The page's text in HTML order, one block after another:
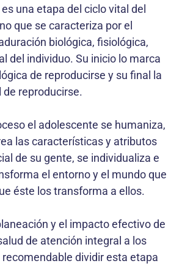
una etapa del ciclo vital del
que se caracteriza por el
biológica, fisiológica,
del individuo. Su inicio lo marca
de reproducirse y su final la
reproducirse.
el adolescente se humaniza,
las características y atributos
de su gente, se individualiza e
el entorno y el mundo que
éste los transforma a ellos.
y el impacto efectivo de
de atención integral a los
dividir esta etapa